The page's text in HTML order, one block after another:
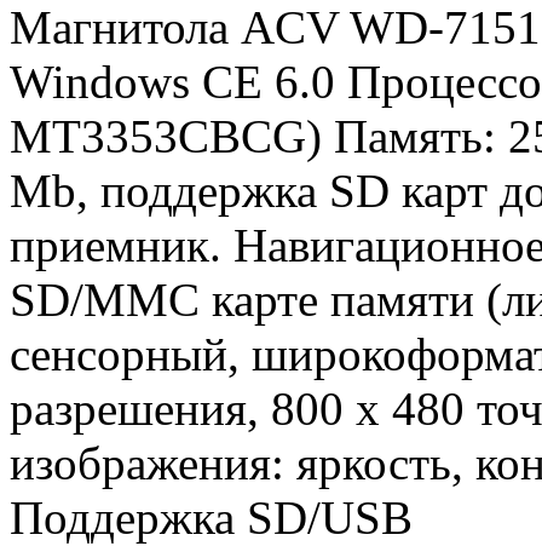
Магнитола ACV WD-
Windows CE 6.0
MT3353CBCG) Память:
Mb, поддержка SD карт
приемник.
SD/MMC карте памяти
сенсорный,
разрешения, 800 х 480
изображения: яркость,
Поддержка SD/USB